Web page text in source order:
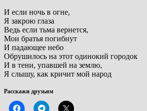
И если ночь в огне,
Я закрою глаза
Ведь если тьма вернется,
Мои братья погибнут
И падающее небо
Обрушилось на этот одинокий городок
И в тени, упавшей на землю,
Я слышу, как кричит мой народ
Расскажи друзьям